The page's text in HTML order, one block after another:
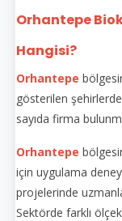
Orhantepe
Hangisi?
Orhantepe
gösterilen
sayıda firma
Orhantepe
için uygulama
projelerinde
Sektörde farklı